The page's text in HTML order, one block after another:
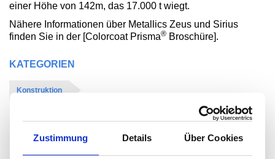
Zustimmung Details Über Cookies
einer Höhe von 142m, das 17.000 t wiegt.
Nähere Informationen über Metallics Zeus und Sirius
finden Sie in der [Colorcoat Prisma® Broschüre].
KATEGORIEN
Konstruktion
Für weitere Informationen